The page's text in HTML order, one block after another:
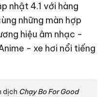
nhật 4.1 với hàng
những màn hợp
hiệu âm nhạc -
- xe hơi nổi tiếng
dịch Chạy Bo For Good